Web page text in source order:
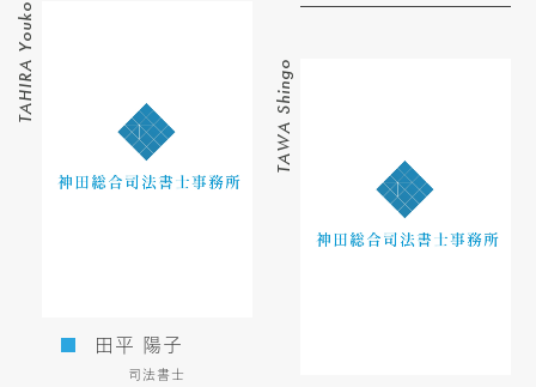
TAHIRA Youko
田平 陽子
司法書士
TAWA Shingo